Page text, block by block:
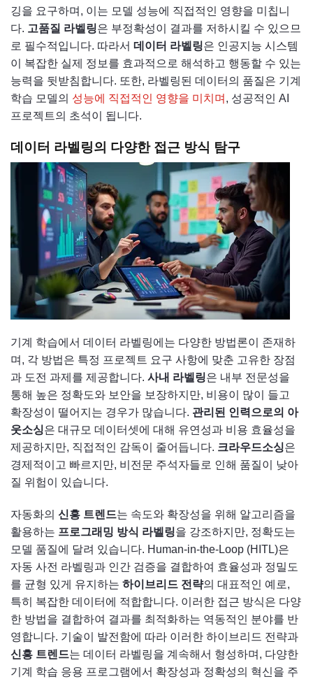
깅을 요구하며, 이는 모델 성능에 직접적인 영향을 미칩니
다. 고품질 라벨링은 부정확성이 결과를 저하시킬 수 있으므
로 필수적입니다. 따라서 데이터 라벨링은 인공지능 시스템
이 복잡한 실제 정보를 효과적으로 해석하고 행동할 수 있는
능력을 뒷받침합니다. 또한, 라벨링된 데이터의 품질은 기계
학습 모델의 성능에 직접적인 영향을 미치며 , 성공적인 AI
프로젝트의 초석이 됩니다.
데이터 라벨링의 다양한 접근 방식 탐구
기계 학습에서 데이터 라벨링에는 다양한 방법론이 존재하
며, 각 방법은 특정 프로젝트 요구 사항에 맞춘 고유한 장점
과 도전 과제를 제공합니다. 사내 라벨링은 내부 전문성을
통해 높은 정확도와 보안을 보장하지만, 비용이 많이 들고
확장성이 떨어지는 경우가 많습니다. 관리된 인력으로의 아
웃소싱은 대규모 데이터셋에 대해 유연성과 비용 효율성을
제공하지만, 직접적인 감독이 줄어듭니다. 크라우드소싱은
경제적이고 빠르지만, 비전문 주석자들로 인해 품질이 낮아
질 위험이 있습니다.
자동화의 신흥 트렌드는 속도와 확장성을 위해 알고리즘을
활용하는 프로그래밍 방식 라벨링을 강조하지만, 정확도는
모델 품질에 달려 있습니다. Human-in-the-Loop (HITL)은
자동 사전 라벨링과 인간 검증을 결합하여 효율성과 정밀도
를 균형 있게 유지하는 하이브리드 전략의 대표적인 예로,
특히 복잡한 데이터에 적합합니다. 이러한 접근 방식은 다양
한 방법을 결합하여 결과를 최적화하는 역동적인 분야를 반
영합니다. 기술이 발전함에 따라 이러한 하이브리드 전략과
신흥 트렌드는 데이터 라벨링을 계속해서 형성하며, 다양한
기계 학습 응용 프로그램에서 확장성과 정확성의 혁신을 주